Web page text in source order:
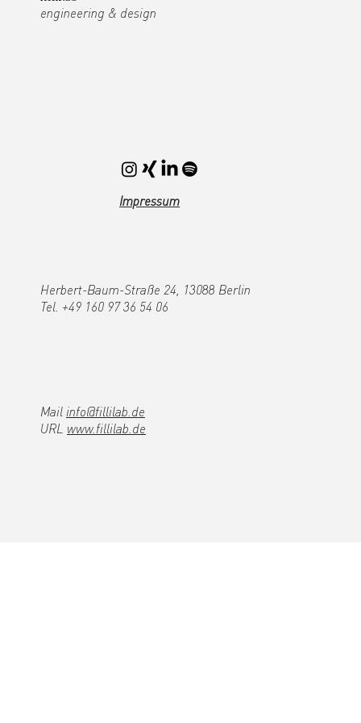
engineering & design
Herbert-Baum-Straße 24, 13088 Berlin
Tel. +49 160 97 36 54 06
Mail info@fillilab.de
URL www.fillilab.de
Impressum